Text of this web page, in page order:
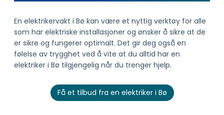
En elektrikervakt i Bø kan være et nyttig verktøy for alle
som har elektriske installasjoner og ønsker å sikre at de
er sikre og fungerer optimalt. Det gir deg også en
følelse av trygghet ved å vite at du alltid har en
elektriker i Bø tilgjengelig når du trenger hjelp.
Få et tilbud fra en elektriker i Bø